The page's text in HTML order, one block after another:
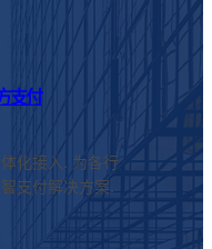
支付
化接入. 为各行
支付解决方案.